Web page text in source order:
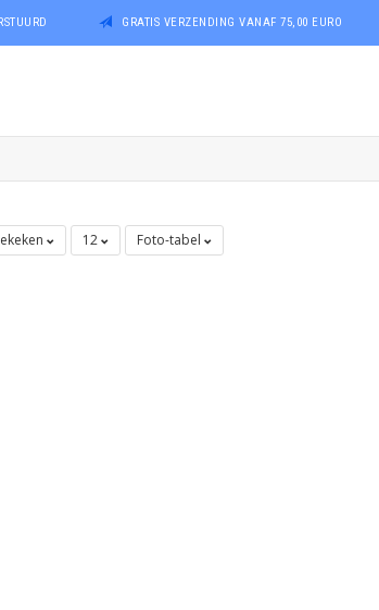
GRATIS VERZENDING VANAF 75,00 EURO
12 Foto-tabel